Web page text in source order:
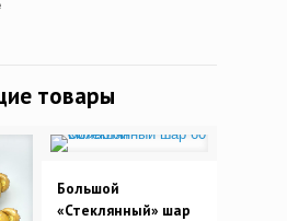
товары
Большой
«Стеклянный» шар